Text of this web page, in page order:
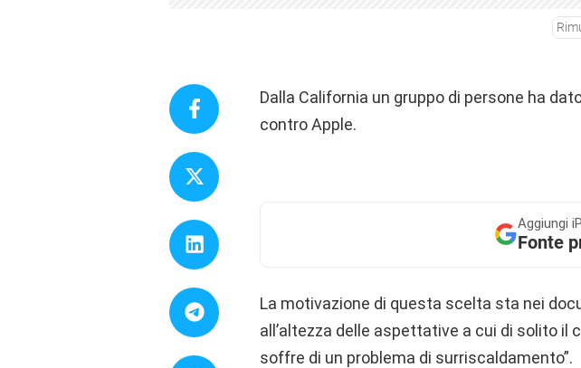
Dalla California un gruppo di persone ha
contro Apple.
Aggiungi
Fonte
La motivazione di questa scelta sta nei
all’altezza delle aspettative a cui di solito
soffre di un problema di surriscaldamento”.